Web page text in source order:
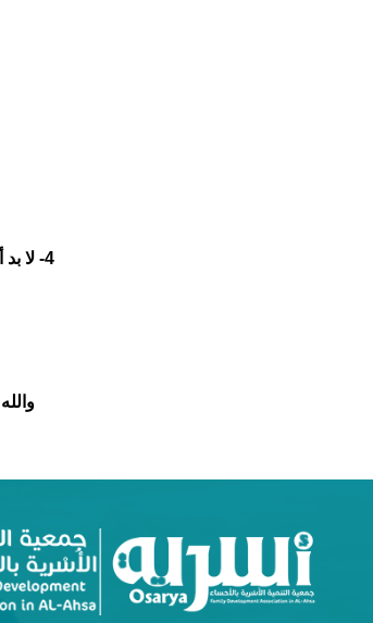
4- لا بد أن تعلم أنت وزوجتك أنَّ من حُسن إسلام المرء تركه مالا يعنيه ،فلك خصوصياتك الدعوية والاجتماعية ولها كذلك .